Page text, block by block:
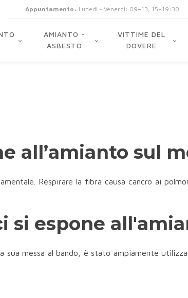
Appuntamento: Lunedi - Venerdi: 09–13, 15–19:30
AMIANTO -
ASBESTO
VITTIME DEL
DOVERE
all’amianto sul
Respirare la fibra causa cancro ai
si espone
sua messa al bando, è stato ampiamente